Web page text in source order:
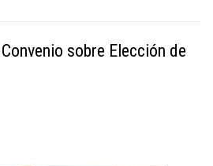
sobre Elección de